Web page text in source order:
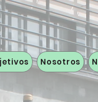
Nosotros